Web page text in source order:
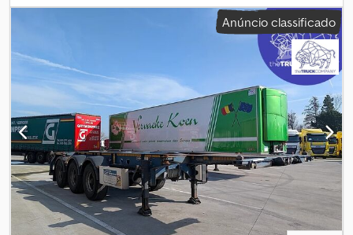
Dimensão dos pneus: 385/65 R22.5 Marca dos eixos: BPW Travões:
Travões de disco Suspensão: Suspensão pneumática Eixo traseiro
1: Jantes de liga leve; Eixo elevatório; Profundidade do piso do
pneu (lado esquerdo): 7 mm; Profundidade do piso do pneu (lado
direito): 7 mm Dwedpfx Ajzrbdfjdhoa Eixo traseiro 2: Jantes de liga
leve; Profundidade do piso do pneu (lado esquerdo): 3 mm;
Profundidade do piso do pneu (lado direito): 3 mm Eixo traseiro 3:
Jantes de liga leve; Profundidade do piso do pneu (lado
esquerdo): 8 mm; Profundidade do piso do pneu (lado direito): 9
mm Pesos Peso em vazio: 3.910 kg Carga útil: 35.090 kg Peso bruto
total (PBT): 39.000 kg Estado Danos: nenhum
Anúncio classificado